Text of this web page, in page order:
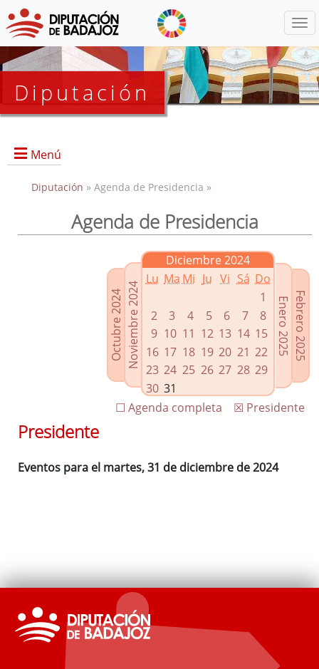
Diputación
Menú
Presidencia
Enlaces relacionados
Agenda de Presidencia
Plenos provinciales y Juntas de gobierno
Oficina de Proyectos Europeos
Diputación » Agenda de Presidencia »
Agenda de Presidencia
Octubre 2024Noviembre 2024
Diciembre 2024
Lu Ma Mi Ju Vi Sá Do
1
2
3 4 5 6 7
8
9 10 11 12 13 14 15
16 17 18 19 20 21 22
23 24 25 26 27 28 29
30 31
Febrero 2025
Enero 2025
☒ Presidente
☐ Agenda completa
Presidente
Eventos para el martes, 31 de diciembre de 2024